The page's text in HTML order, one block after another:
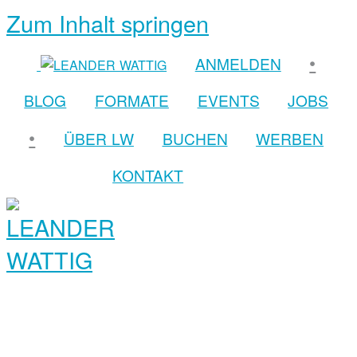
Zum Inhalt springen
ANMELDEN •
BLOG FORMATE EVENTS JOBS
• ÜBER LW BUCHEN
WERBEN
KONTAKT